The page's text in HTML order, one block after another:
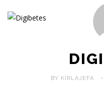
BY KIRLAJEFA